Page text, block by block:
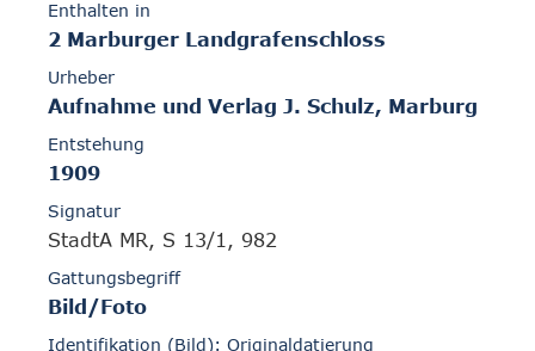
Enthalten in
2 Marburger Landgrafenschloss
Urheber
Aufnahme und Verlag J. Schulz, Marburg
Entstehung
1909
Signatur
StadtA MR, S 13/1, 982
Gattungsbegriff
Bild/Foto
Identifikation (Bild): Originaldatierung